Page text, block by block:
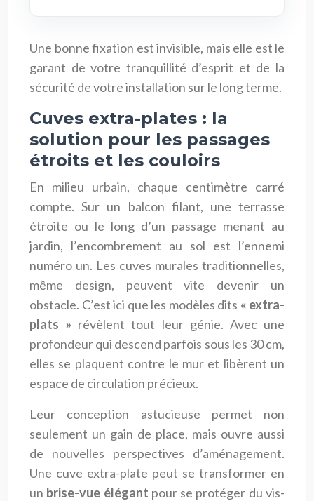
Une bonne fixation est invisible, mais elle est le
garant de votre tranquillité d’esprit et de la
sécurité de votre installation sur le long terme.
Cuves extra-plates : la
solution pour les passages
étroits et les couloirs
En milieu urbain, chaque centimètre carré
compte. Sur un balcon filant, une terrasse
étroite ou le long d’un passage menant au
jardin, l’encombrement au sol est l’ennemi
numéro un. Les cuves murales traditionnelles,
même design, peuvent vite devenir un
obstacle. C’est ici que les modèles dits « extra-
plats » révèlent tout leur génie. Avec une
profondeur qui descend parfois sous les 30 cm,
elles se plaquent contre le mur et libèrent un
espace de circulation précieux.
Leur conception astucieuse permet non
seulement un gain de place, mais ouvre aussi
de nouvelles perspectives d’aménagement.
Une cuve extra-plate peut se transformer en
un brise-vue élégant pour se protéger du vis-